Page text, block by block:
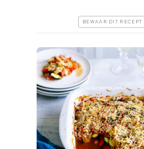
BEWAAR DIT RECEPT